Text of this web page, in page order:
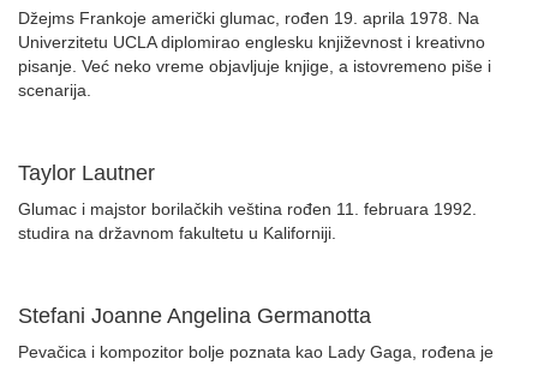
Džejms Frankoje američki glumac, rođen 19. aprila 1978. Na
Univerzitetu UCLA diplomirao englesku književnost i kreativno
pisanje. Već neko vreme objavljuje knjige, a istovremeno piše i
scenarija.
Taylor Lautner
Glumac i majstor borilačkih veština rođen 11. februara 1992.
studira na državnom fakultetu u Kaliforniji.
Stefani Joanne Angelina Germanotta
Pevačica i kompozitor bolje poznata kao Lady Gaga, rođena je